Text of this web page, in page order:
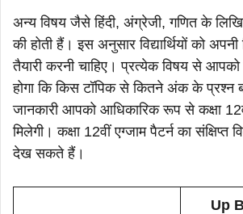
अन्य विषय जैसे हिंदी, अंग्रेजी, गणित के
की होती हैं। इस अनुसार विद्यार्थियों को अपनी
तैयारी करनी चाहिए। प्रत्येक विषय से
होगा कि किस टॉपिक से कितने अंक के प्रश्न
जानकारी आपको आधिकारिक रूप से कक्षा
मिलेगी। कक्षा 12वीं एग्जाम पैटर्न का संक्षिप्त
देख सकते हैं।
Up